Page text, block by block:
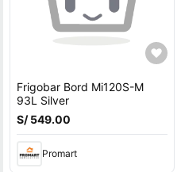
Frigobar Bord Mi120S-M
93L Silver
S/ 549.00
Promart